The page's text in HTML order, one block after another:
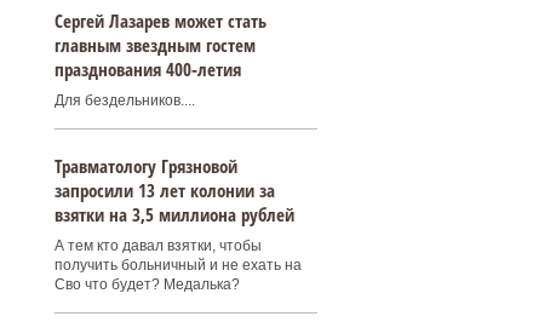
Сергей Лазарев может стать
главным звездным гостем
празднования 400‑летия
Для бездельников....
Травматологу Грязновой
запросили 13 лет колонии за
взятки на 3,5 миллиона рублей
А тем кто давал взятки, чтобы
получить больничный и не ехать на
Сво что будет? Медалька?